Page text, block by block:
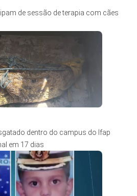
de sessão de terapia com cães
dentro do campus do Ifap
em 17 dias